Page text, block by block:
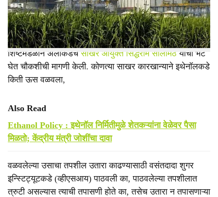
e
‘फोरम ऑफ इंटलेक्च्युअल्स’च्या ‘टास्क फोर्स शुगर कोअर कमिटी’ने
उतारा चोरीकडे गेल्या हंगामात लक्ष वेधले होते. फोरमच्या
शिष्टमंडळाने अलीकडेच साखर आयुक्त सिद्धराम सालीमठ यांची भेट
घेत चौकशीची मागणी केली. कोणत्या साखर कारखान्याने इथेनॉलकडे
किती ऊस वळवला,
Also Read
Ethanol Policy : इथेनॉल निर्मितीमुळे शेतकऱ्यांना वेळेवर पैसा
मिळतो; केंद्रीय मंत्री जोशींचा दावा
वळवलेल्या उसाचा तपशील उतारा काढण्यासाठी वसंतदादा शुगर
इन्स्टिट्यूटकडे (व्हीएसआय) पाठवली का, पाठवलेल्या तपशीलात
त्रुटी असल्यास त्याची तपासणी होते का, तसेच उतारा न तपासणाऱ्या